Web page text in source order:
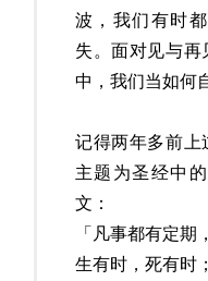
波，我们有时
失。面对见与再
中，我们当如何
记得两年多前上
主题为圣经中
文：
「凡事都有定期
生有时，死有时